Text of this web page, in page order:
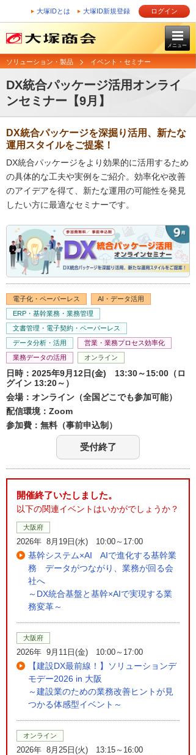
大塚IDとは 大塚ID新規登録 ログイン
メニュー
ソリューション・製品 イベント・セミナー
DX統合パッケージ活用オンライ
ンセミナー【9月】
DX統合パッケージを深掘り活用、新たな
運用スタイルをご提案！
DX統合パッケージをより効果的に活用するため
の具体的な工夫や実例をご紹介。効率化や改善
のアイデアを得て、新たな運用の可能性を発見
したい方に最適なセミナーです。
電子化・ペーパーレス
AI・データ活用
ERP・基幹業務・業務管理
文書管理・電子契約・ペーパーレス
データ分析・活用
営業・業務プロセス効率化
業務データの活用
オンライン
日時：2025年9月12日(金) 13:30～15:00（ロ
グイン 13:20～）
会場：オンライン（全国どこでも参加可能）
配信環境：Zoom
参加費：無料（事前申込制）
受付終了
開催終了いたしました。
以下の関連イベントはいかがでしょうか？
大阪府
2026年 8月19日(水) 10:00～17:00
基幹システム×AI AIで進化する基幹業
務 データがつながり、業務が回る会
社へ
～DX統合基盤と基幹×AIで実現する業
務変革～
大阪府
2026年 9月11日(金) 10:00～17:00
【建設DX最前線！】ソリューションデ
モデー2026 in 大阪
～建設業のための業務改善ヒントが見
つかる体感型イベント～
オンライン
2026年 8月25日(火) 13:15～16:00